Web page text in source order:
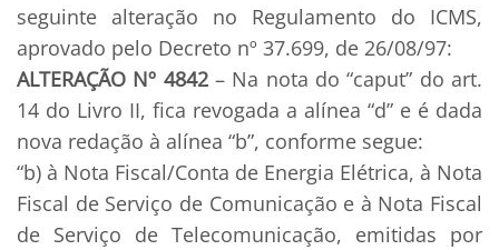
seguinte alteração no Regulamento do ICMS,
aprovado pelo Decreto nº 37.699, de 26/08/97:
ALTERAÇÃO Nº 4842– Na nota do “caput” do art.
14 do Livro II, fica revogada a alínea “d” e é dada
nova redação à alínea “b”, conforme segue:
“b) à Nota Fiscal/Conta de Energia Elétrica, à Nota
Fiscal de Serviço de Comunicação e à Nota Fiscal
de Serviço de Telecomunicação, emitidas por